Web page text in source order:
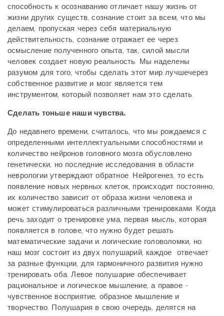
способность к осознаванию отличает нашу жизнь от
жизни других существ, сознание стоит за всем, что мы
делаем, пропуская через себя материальную
действительность, сознание отражает ее через
осмысление полученного опыта, так, силой мысли
человек создает новую реальность. Мы наделены
разумом для того, чтобы сделать этот мир лучшечерез
собственное развитие и мозг является тем
инструментом, который позволяет нам это сделать.
Сделать тоньше наши чувства.
До недавнего времени, считалось, что мы рождаемся с
определенными интеллектуальными способностями и
количество нейронов головного мозга обусловлено
генетически, но последние исследования в области
неврологии утверждают обратное. Нейрогенез, то есть
появление новых нервных клеток, происходит постоянно,
их количество зависит от образа жизни человека и
может стимулироваться различными тренировками. Когда
речь заходит о тренировке ума, первая мысль, которая
появляется в голове, что нужно будет решать
математические задачи и логические головоломки, но
наш мозг состоит из двух полушарий, каждое отвечает
за разные функции, для гармоничного развития нужно
тренировать оба. Левое полушарие обеспечивает
рациональное и логическое мышление, а правое -
чувственное восприятие, образное мышление и
творчество. Полушария в свою очередь, делятся на